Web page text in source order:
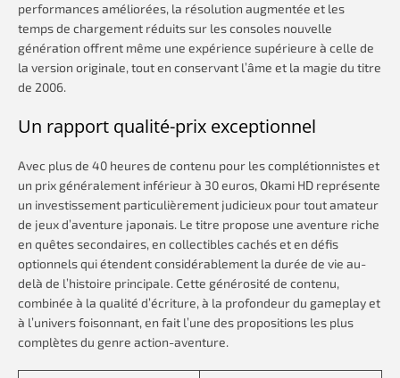
performances améliorées, la résolution augmentée et les
temps de chargement réduits sur les consoles nouvelle
génération offrent même une expérience supérieure à celle de
la version originale, tout en conservant l’âme et la magie du titre
de 2006.
Un rapport qualité-prix exceptionnel
Avec plus de 40 heures de contenu pour les complétionnistes et
un prix généralement inférieur à 30 euros, Okami HD représente
un investissement particulièrement judicieux pour tout amateur
de jeux d’aventure japonais. Le titre propose une aventure riche
en quêtes secondaires, en collectibles cachés et en défis
optionnels qui étendent considérablement la durée de vie au-
delà de l’histoire principale. Cette générosité de contenu,
combinée à la qualité d’écriture, à la profondeur du gameplay et
à l’univers foisonnant, en fait l’une des propositions les plus
complètes du genre action-aventure.